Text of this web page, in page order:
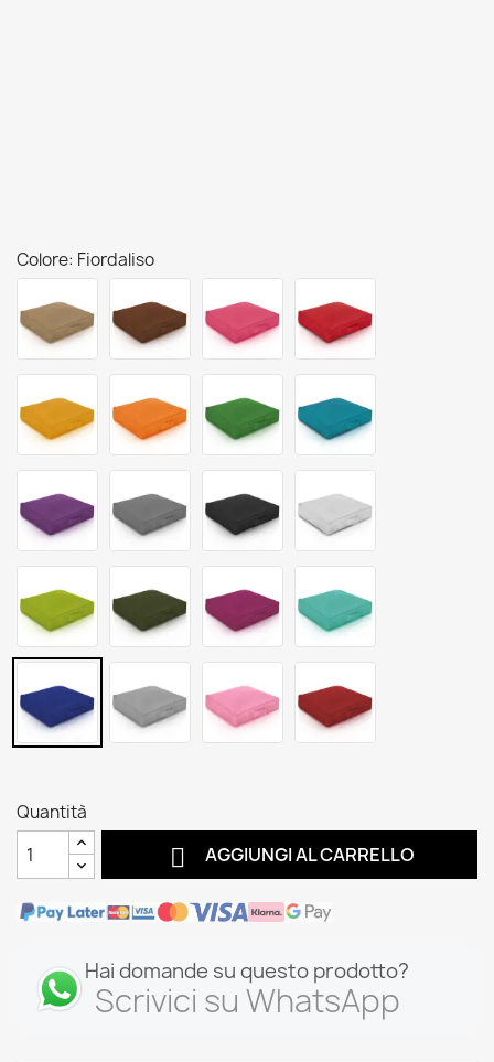
Colore: Fiordaliso
Quantità
 AGGIUNGI AL CARRELLO
Hai domande su questo prodotto?
Scrivici su WhatsApp